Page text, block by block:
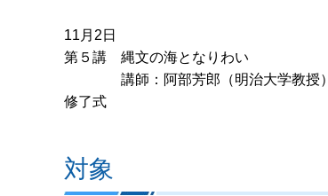
11月2日
第５講 縄文の海となりわい
講師：阿部芳郎（明治大学教授）
修了式
対象